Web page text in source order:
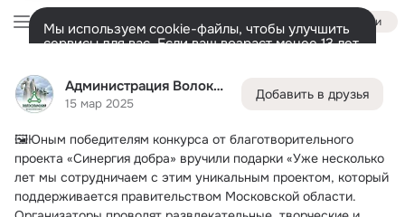
Администрация Волоколамского округа
15 мар 2025
Добавить в друзья
🖼Юным победителям конкурса от благотворительного
проекта «Синергия добра» вручили подарки «Уже несколько
лет мы сотрудничаем с этим уникальным проектом, который
поддерживается правительством Московской области.
Войти
Мы используем cookie-файлы, чтобы улучшить
сервисы для вас. Если ваш возраст менее 13 лет,
представитель.
Разрешить все Настроить
Лента Друзья 5.5K Фото Заметки 19K Ещё
Дополнительная
колонка
Все С друзьями Игры и приложения